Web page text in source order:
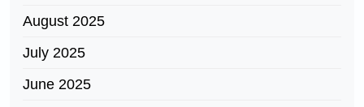
August 2025
July 2025
June 2025